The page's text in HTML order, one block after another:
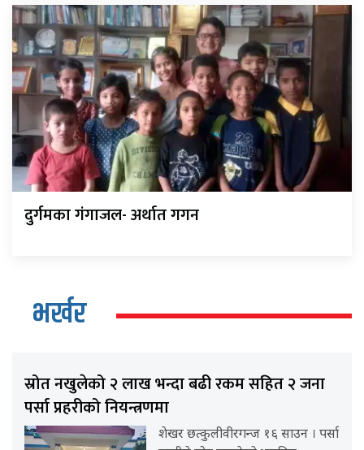
दुर्गमका गंगाजल- अर्थात गगन
भर्खर
स्रोत नखुलेको २ लाख भन्दा बढी रकम सहित २ जना
पर्सा प्रहरीको नियन्त्रणमा
शेखर छत्कुलीवीरगन्ज १६ साउन । पर्सा